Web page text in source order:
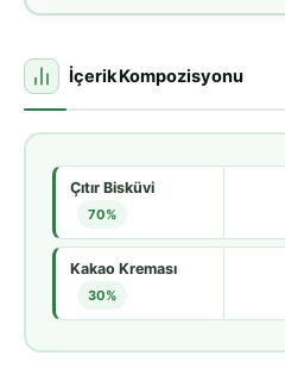
İçerik Kompozisyonu
Çıtır Bisküvi
70%
Kakao Kreması
30%